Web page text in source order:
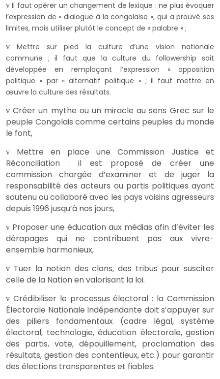
vIl faut opérer un changement de lexique : ne plus évoquer
l’expression de « dialogue à la congolaise », qui a prouvé ses
limites, mais utiliser plutôt le concept de « palabre » ;
v Mettre sur pied la culture d’une vision nationale
commune ; il faut que la culture du followership soit
développée en remplaçant l’expression « opposition
politique » par « alternatif politique » ; il faut mettre en
œuvre la culture des résultats.
vCréer un mythe ou un miracle au sens Grec sur le
peuple Congolais comme certains peuples du monde
le font,
v Mettre en place une Commission Justice et
Réconciliation : il est proposé de créer une
commission chargée d’examiner et de juger la
responsabilité des acteurs ou partis politiques ayant
soutenu ou collaboré avec les pays voisins agresseurs
depuis 1996 jusqu’à nos jours,
v Proposer une éducation aux médias afin d’éviter les
dérapages qui ne contribuent pas aux vivre-
ensemble harmonieux,
v Tuer la notion des clans, des tribus pour susciter
celle de la Nation en valorisant la loi.
v Crédibiliser le processus électoral : la Commission
Électorale Nationale Indépendante doit s’appuyer sur
des piliers fondamentaux (cadre légal, système
électoral, technologie, éducation électorale, gestion
des partis, vote, dépouillement, proclamation des
résultats, gestion des contentieux, etc.) pour garantir
des élections transparentes et fiables.